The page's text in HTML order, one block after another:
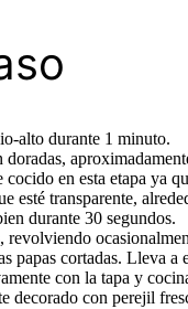
alto durante 1 minuto.
en esta etapa ya
esté transparente,
durante 30 segundos.
revolviendo
papas cortadas. Lleva
con la tapa y
decorado con perejil